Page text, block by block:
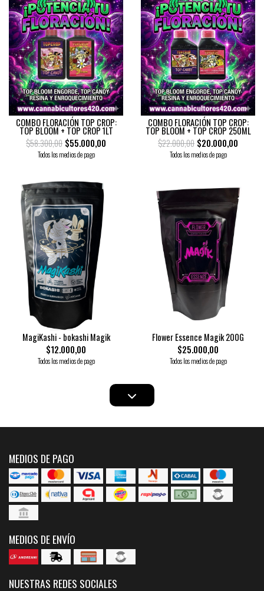
COMBO FLORACIÓN TOP CROP:
TOP BLOOM + TOP CROP 1LT
$58.300,00 $55.000,00
Todos los medios de pago
COMBO FLORACIÓN TOP CROP:
TOP BLOOM + TOP CROP 250ML
$22.000,00 $20.000,00
Todos los medios de pago
MagiKashi - bokashi Magik
$12.000,00
Todos los medios de pago
Flower Essence Magik 200G
$25.000,00
Todos los medios de pago
MEDIOS DE PAGO
MEDIOS DE ENVÍO
NUESTRAS REDES SOCIALES